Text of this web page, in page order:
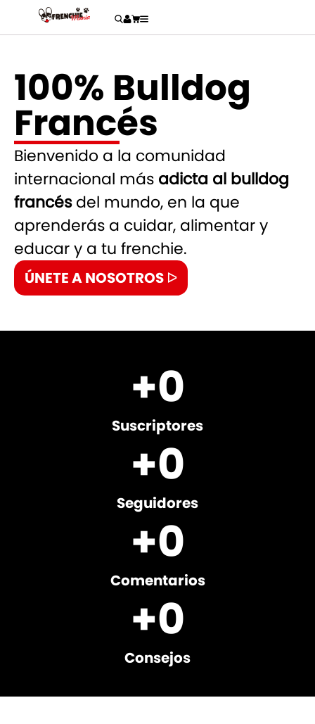
100% Bulldog
Francés
Bienvenido a la comunidad
internacional más adicta al bulldog
francésdel mundo, en la que
aprenderás a cuidar, alimentar y
educar y a tu frenchie.
ÚNETE A NOSOTROS ᐅ
Suscriptores
+0
Seguidores
+0
Comentarios
+0
Consejos
+0